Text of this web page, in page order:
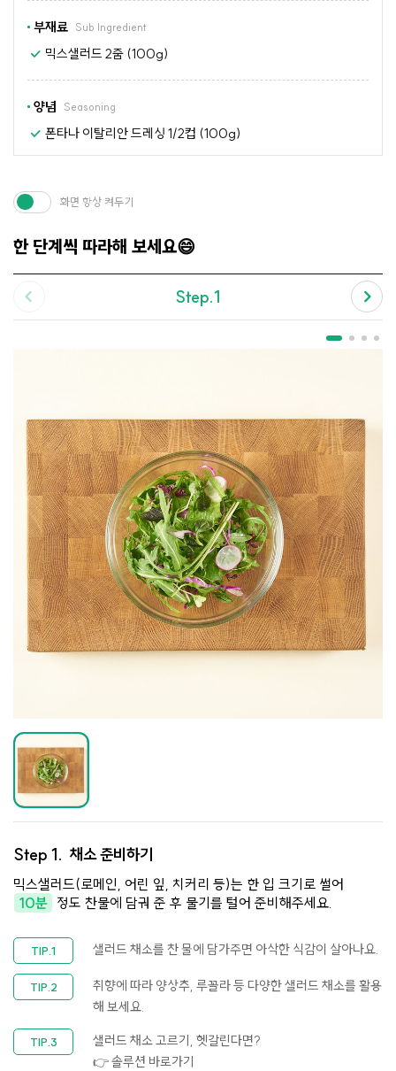
부재료 Sub Ingredient
믹스샐러드 2줌 (100g)
양념 Seasoning
폰타나 이탈리안 드레싱 1/2컵 (100g)
한 단계씩 따라해 보세요😄
화면 항상 켜두기
Step.1
Step 1. 채소 준비하기
믹스샐러드(로메인, 어린 잎, 치커리 등)는 한 입 크기로 썰어
10분 정도 찬물에 담궈 준 후 물기를 털어 준비해주세요.
샐러드 채소를 찬 물에 담가주면 아삭한 식감이 살아나요.
취향에 따라 양상추, 루꼴라 등 다양한 샐러드 채소를 활용
해 보세요.
샐러드 채소 고르기, 헷갈린다면?
👉 솔루션 바로가기